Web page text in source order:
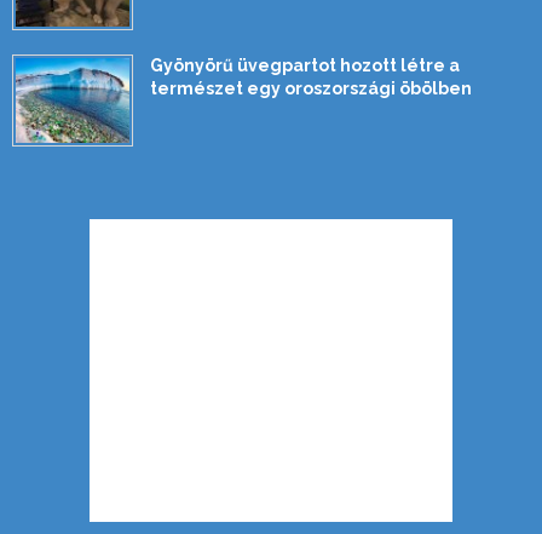
Gyönyörű üvegpartot hozott létre a
természet egy oroszországi öbölben